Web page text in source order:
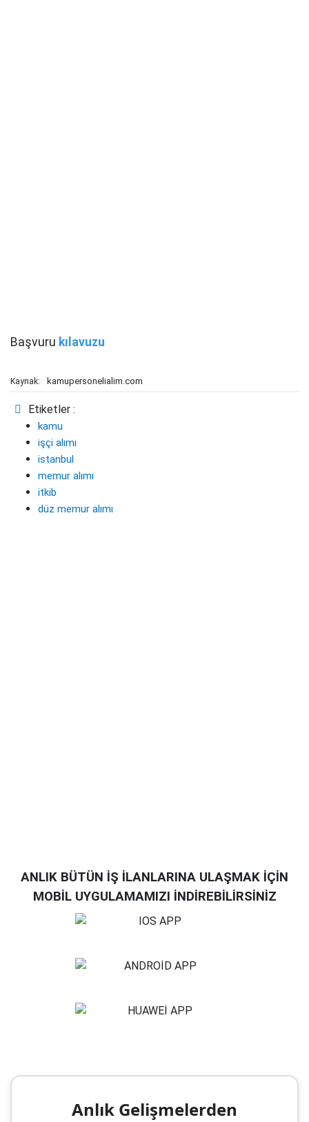
Başvuru kılavuzu
Kaynak: kamupersonelialim.com
Etiketler :
kamu
işçi alımı
istanbul
memur alımı
itkib
düz memur alımı
ANLIK BÜTÜN İŞ İLANLARINA ULAŞMAK İÇİN
MOBİL UYGULAMAMIZI İNDİREBİLİRSİNİZ
Anlık Gelişmelerden